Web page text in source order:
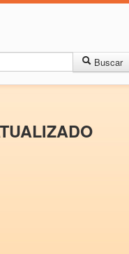
Buscar